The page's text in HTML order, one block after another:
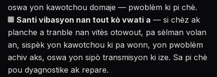
oswa yon kawotchou domaje — pwoblèm ki pi chè.
Santi vibasyon nan tout kò vwati a — si chèz ak
planche a tranble nan vitès otowout, pa sèlman volan
an, sispèk yon kawotchou ki pa wonn, yon pwoblèm
achiv aks, oswa yon sipò transmisyon ki ize. Sa pi chè
pou dyagnostike ak repare.